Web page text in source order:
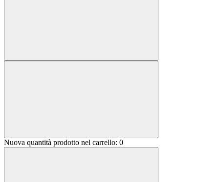
Nuova quantità prodotto nel carrello: 0